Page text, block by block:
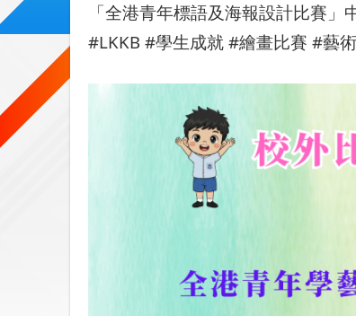
「全港青年標語及海報設計比賽」
#LKKB #學生成就 #繪畫比賽 #藝